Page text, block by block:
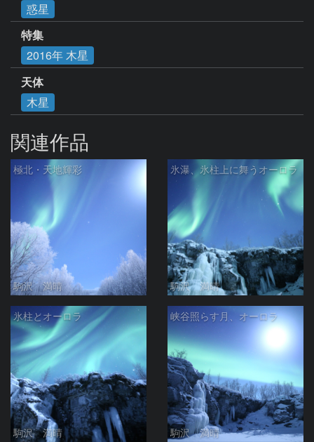
惑星
特集
2016年 木星
天体
木星
関連作品
極北・天地輝彩
駒沢 満晴
氷瀑、氷柱上に舞うオーロラ
駒沢 満晴
氷柱とオーロラ
駒沢 満晴
峡谷照らす月、オーロラ
駒沢 満晴